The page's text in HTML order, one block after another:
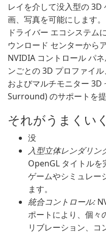
レイを介して没入型の 3D
画、写真を可能にします
ドライバー エコシステム
ウンロード センターから
NVIDIA コントロール パ
ンごとの 3D プロファイ
およびマルチモニター
Surround) のサポートを提
それがうまくい
没
入型立体レンダリン
OpenGL タイトルを
ゲームやシミュレー
ます。
統合コントロール:
ポートにより、個々
リブレーション、コ